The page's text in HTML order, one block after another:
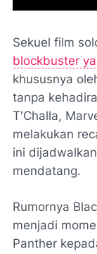
Sekuel film
blockbuster
khususnya
tanpa
T'Challa,
melakukan
ini
mendatang.
Rumornya
menjadi
Panther